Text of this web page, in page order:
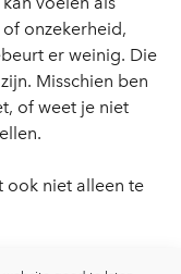
onzekerheid,
er weinig. Die
Misschien ben
of weet je niet
ook niet alleen te